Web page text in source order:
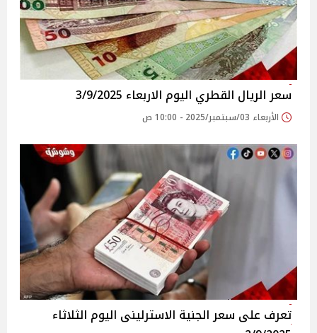
سعر الريال القطري اليوم الاربعاء 3/9/2025
الأربعاء 03/سبتمبر/2025 - 10:00 ص
تعرف على سعر الجنية الاسترلينى اليوم الثلاثاء